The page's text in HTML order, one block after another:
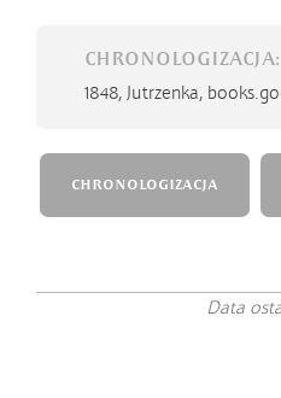
CHRONOLOGIZACJA:
1848, Jutrzenka,
CHRONOLOGIZACJA
Data